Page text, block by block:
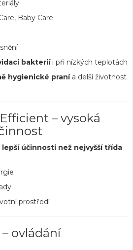
Baby Care
bakteriíi při nízkých teplotách
hygienické pranía delší životnost
– vysoká
lepší účinnosti než nejvyšší třída
prostředí
ovládání